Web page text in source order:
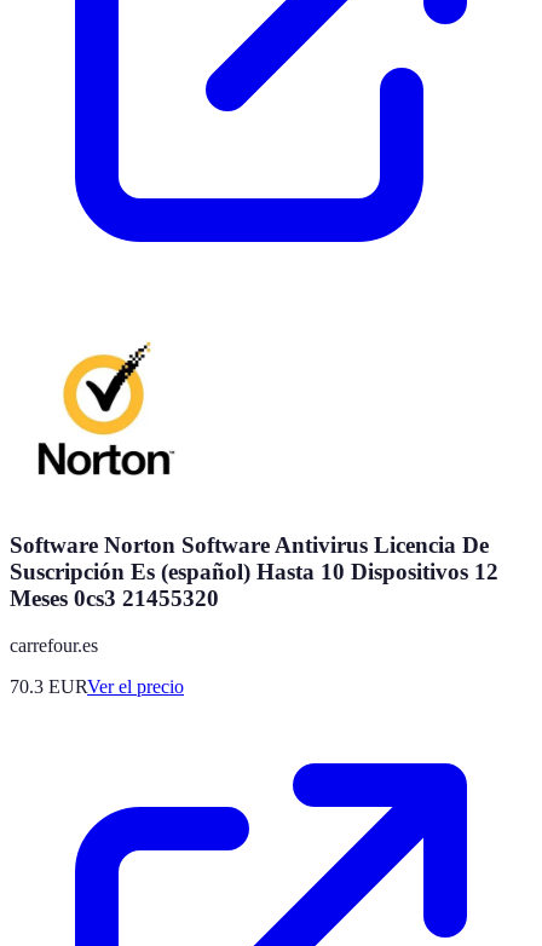
Software Norton Software Antivirus Licencia De
Suscripción Es (español) Hasta 10 Dispositivos 12
Meses 0cs3 21455320
carrefour.es
70.3 EURVer el precio